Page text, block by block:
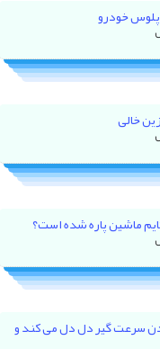
خودرو
خالی
ماشین پاره شده است؟
سرعت گیر دل دل می کند و